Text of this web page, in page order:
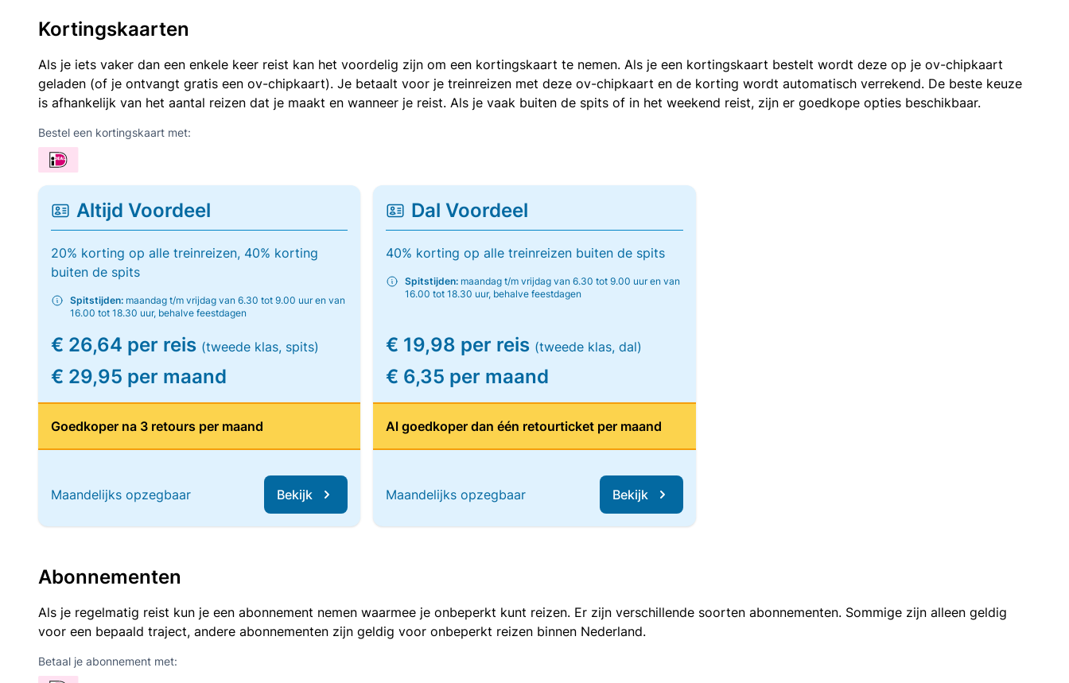
Kortingskaarten
Als je iets vaker dan een enkele keer reist kan het voordelig zijn om een kortingskaart te nemen. Als je een kortingskaart bestelt wordt deze op je ov-chipkaart
geladen (of je ontvangt gratis een ov-chipkaart). Je betaalt voor je treinreizen met deze ov-chipkaart en de korting wordt automatisch verrekend. De beste keuze
is afhankelijk van het aantal reizen dat je maakt en wanneer je reist. Als je vaak buiten de spits of in het weekend reist, zijn er goedkope opties beschikbaar.
Bestel een kortingskaart met:
Altijd Voordeel
20% korting op alle treinreizen, 40% korting
buiten de spits
Spitstijden: maandag t/m vrijdag van 6.30 tot 9.00 uur en van
16.00 tot 18.30 uur, behalve feestdagen
€ 26,64 per reis (tweede klas, spits)
€ 29,95 per maand
Goedkoper na 3 retours per maand
Maandelijks opzegbaar Bekijk
Dal Voordeel
40% korting op alle treinreizen buiten de spits
Spitstijden: maandag t/m vrijdag van 6.30 tot 9.00 uur en van
16.00 tot 18.30 uur, behalve feestdagen
€ 19,98 per reis (tweede klas, dal)
€ 6,35 per maand
Al goedkoper dan één retourticket per maand
Maandelijks opzegbaar Bekijk
Abonnementen
Als je regelmatig reist kun je een abonnement nemen waarmee je onbeperkt kunt reizen. Er zijn verschillende soorten abonnementen. Sommige zijn alleen geldig
voor een bepaald traject, andere abonnementen zijn geldig voor onbeperkt reizen binnen Nederland.
Betaal je abonnement met: